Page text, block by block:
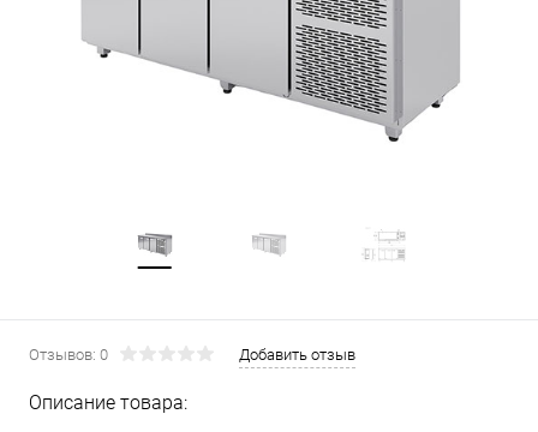
Отзывов: 0 Добавить отзыв
Описание товара: